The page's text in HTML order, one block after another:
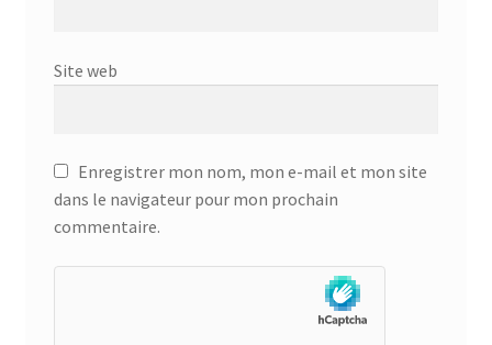
Site web
Enregistrer mon nom, mon e-mail et mon site
dans le navigateur pour mon prochain
commentaire.